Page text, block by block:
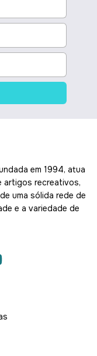
em 1994, atua
artigos recreativos,
uma sólida rede de
e a variedade de